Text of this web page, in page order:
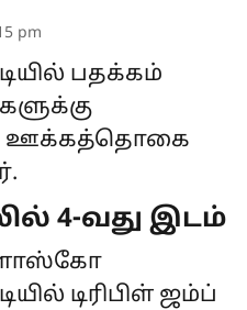
pm
பதக்கம்
ஊக்கத்தொகை
4-வது இடம்
டிரிபிள் ஜம்ப்